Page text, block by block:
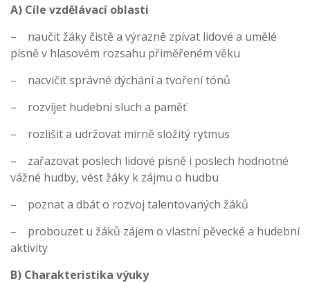
A) Cíle vzdělávací oblasti
– naučit žáky čistě a výrazně zpívat lidové a umělé
písně v hlasovém rozsahu přiměřeném věku
– nacvičit správné dýchání a tvoření tónů
– rozvíjet hudební sluch a paměť
– rozlišit a udržovat mírně složitý rytmus
– zařazovat poslech lidové písně i poslech hodnotné
vážné hudby, vést žáky k zájmu o hudbu
– poznat a dbát o rozvoj talentovaných žáků
– probouzet u žáků zájem o vlastní pěvecké a hudební
aktivity
B) Charakteristika výuky